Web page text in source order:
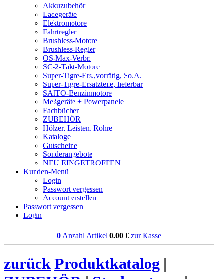
Akkuzubehör
Ladegeräte
Elektromotore
Fahrtregler
Brushless-Motore
Brushless-Regler
OS-Max-Verbr.
SC-2-Takt-Motore
Super-Tigre-Ers.,vorrätig, So.A.
Super-Tigre-Ersatzteile, lieferbar
SAITO-Benzinmotore
Meßgeräte + Powerpanele
Fachbücher
ZUBEHÖR
Hölzer, Leisten, Rohre
Kataloge
Gutscheine
Sonderangebote
NEU EINGETROFFEN
Kunden-Menü
Login
Passwort vergessen
Account erstellen
Passwort vergessen
Login
0 Anzahl Artikel 0.00 € zur Kasse
zurück Produktkatalog |